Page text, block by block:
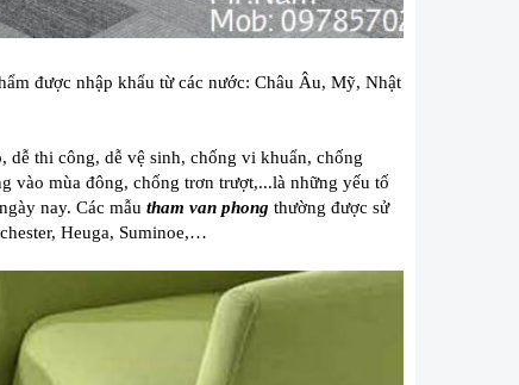
được nhập khẩu từ các nước: Châu Âu, Mỹ, Nhật
dễ thi công, dễ vệ sinh, chống vi khuẩn, chống
vào mùa đông, chống trơn trượt,...là những yếu tố
nay. Các mẫu tham van phong thường được sử
Heuga, Suminoe,…